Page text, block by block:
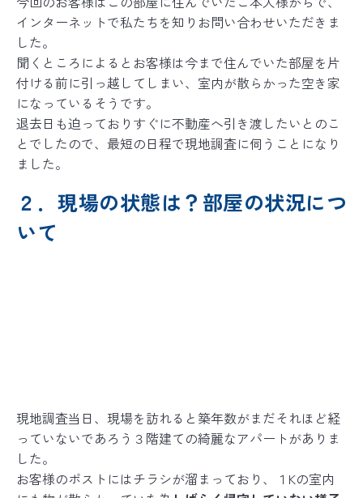
インターネットで私たちを知りお問い合わせいただきま
した。
聞くところによるとお客様は今まで住んでいた部屋を片
付ける前に引っ越してしまい、室内が散らかった空き家
になっているそうです。
退去日も迫っておりすぐに不動産へ引き渡したいとのこ
とでしたので、最短の日程で現地調査に伺うことになり
ました。
２．現場の状態は？部屋の状況につ
いて
現地調査当日、現場を訪れると築年数がまだそれほど経
っていないであろう３階建ての綺麗なアパートがありま
した。
お客様のポストにはチラシが溜まっており、１Kの室内